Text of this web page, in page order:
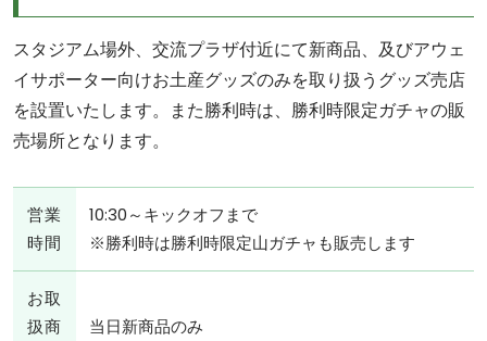
スタジアム場外、交流プラザ付近にて新商品、及びアウェ
イサポーター向けお土産グッズのみを取り扱うグッズ売店
を設置いたします。また勝利時は、勝利時限定ガチャの販
売場所となります。
営業
時間
10:30～キックオフまで
※勝利時は勝利時限定山ガチャも販売します
お取
扱商
当日新商品のみ